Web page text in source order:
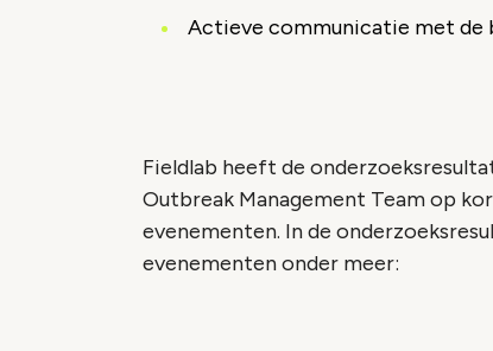
Actieve communicatie met de
Fieldlab heeft de
Outbreak Management Team op
evenementen. In de
evenementen onder meer: